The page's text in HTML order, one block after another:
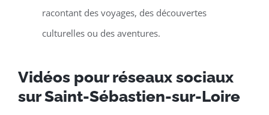
racontant des voyages, des découvertes
culturelles ou des aventures.
Vidéos pour réseaux sociaux
sur Saint-Sébastien-sur-Loire